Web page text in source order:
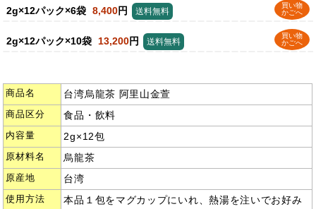
2g×12パック×6袋 8,400円
買い物
かごへ
送料無料
2g×12パック×10袋 13,200円
買い物
かごへ
送料無料
商品名 台湾烏龍茶 阿里山金萱
商品区分 食品・飲料
内容量 2g×12包
原材料名 烏龍茶
原産地 台湾
使用方法
本品１包をマグカップにいれ、熱湯を注いでお好み